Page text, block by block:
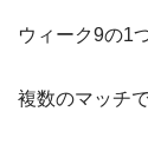
ウィーク9の1
複数のマッチ